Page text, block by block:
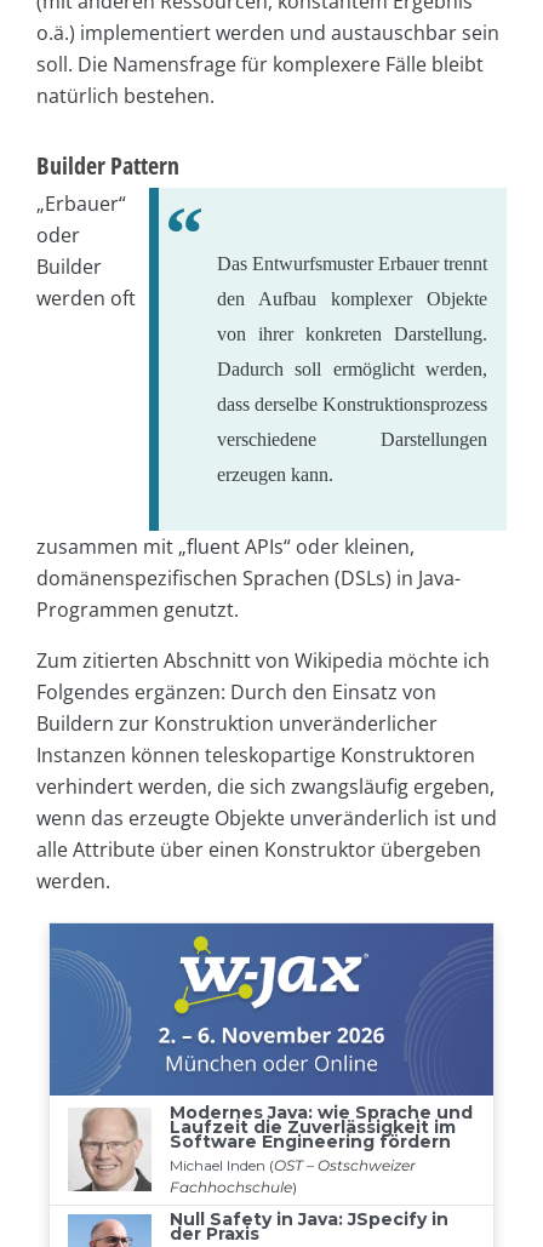
o.ä.) implementiert werden und austauschbar sein
soll. Die Namensfrage für komplexere Fälle bleibt
natürlich bestehen.
Builder Pattern
Das Entwurfsmuster Erbauer trennt
den Aufbau komplexer Objekte
von ihrer konkreten Darstellung.
Dadurch soll ermöglicht werden,
dass derselbe Konstruktionsprozess
verschiedene Darstellungen
erzeugen kann.
„Erbauer“
oder
Builder
werden oft
zusammen mit „fluent APIs“ oder kleinen,
domänenspezifischen Sprachen (DSLs) in Java-
Programmen genutzt.
Zum zitierten Abschnitt von Wikipedia möchte ich
Folgendes ergänzen: Durch den Einsatz von
Buildern zur Konstruktion unveränderlicher
Instanzen können teleskopartige Konstruktoren
verhindert werden, die sich zwangsläufig ergeben,
wenn das erzeugte Objekte unveränderlich ist und
alle Attribute über einen Konstruktor übergeben
werden.